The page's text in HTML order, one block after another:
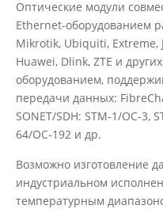
Оптические модули
Ethernet-оборудованием
Mikrotik, Ubiquiti, Extreme,
Huawei, Dlink, ZTE и
оборудованием,
передачи данных:
SONET/SDH: STM-1/OC-3,
64/OC-192 и др.
Возможно изготовление
индустриальном
температурным